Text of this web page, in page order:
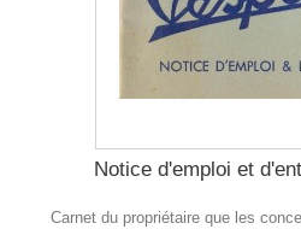
Notice d'emploi et
Carnet du propriétaire que les